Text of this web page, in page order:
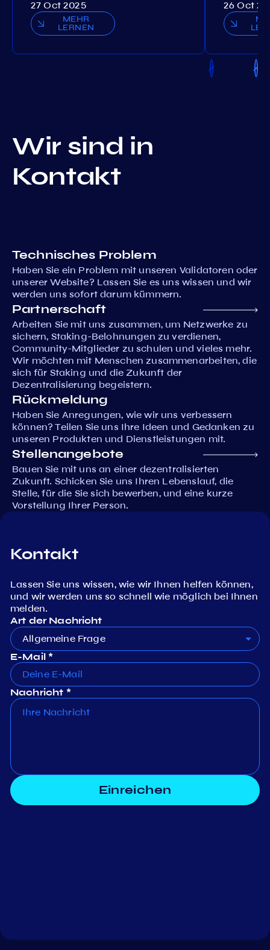
27 Oct 2025
MEHR
LERNEN
26 Oct
Wir sind in
Kontakt
Technisches Problem
Haben Sie ein Problem mit unseren Validatoren oder
unserer Website? Lassen Sie es uns wissen und wir
werden uns sofort darum kümmern.
Partnerschaft
Arbeiten Sie mit uns zusammen, um Netzwerke zu
sichern, Staking-Belohnungen zu verdienen,
Community-Mitglieder zu schulen und vieles mehr.
Wir möchten mit Menschen zusammenarbeiten, die
sich für Staking und die Zukunft der
Dezentralisierung begeistern.
Rückmeldung
Haben Sie Anregungen, wie wir uns verbessern
können? Teilen Sie uns Ihre Ideen und Gedanken zu
unseren Produkten und Dienstleistungen mit.
Stellenangebote
Bauen Sie mit uns an einer dezentralisierten
Zukunft. Schicken Sie uns Ihren Lebenslauf, die
Stelle, für die Sie sich bewerben, und eine kurze
Vorstellung Ihrer Person.
Kontakt
Lassen Sie uns wissen, wie wir Ihnen helfen können,
und wir werden uns so schnell wie möglich bei Ihnen
melden.
Art der Nachricht
Allgemeine Frage
E-Mail *
Nachricht *
Einreichen